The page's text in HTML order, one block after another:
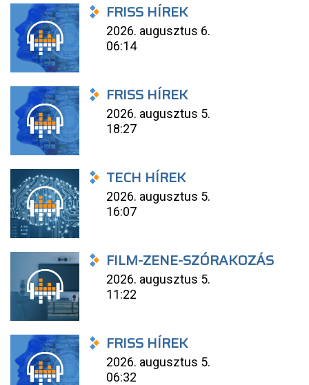
FRISS HÍREK
2026. augusztus 6.
06:14
FRISS HÍREK
2026. augusztus 5.
18:27
TECH HÍREK
2026. augusztus 5.
16:07
FILM-ZENE-SZÓRAKOZÁS
2026. augusztus 5.
11:22
FRISS HÍREK
2026. augusztus 5.
06:32